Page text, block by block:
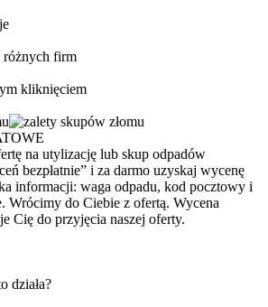
różnych firm
kliknięciem
na utylizację lub skup odpadów
bezpłatnie” i za darmo uzyskaj wycenę
informacji: waga odpadu, kod pocztowy i
Wrócimy do Ciebie z ofertą. Wycena
Cię do przyjęcia naszej oferty.